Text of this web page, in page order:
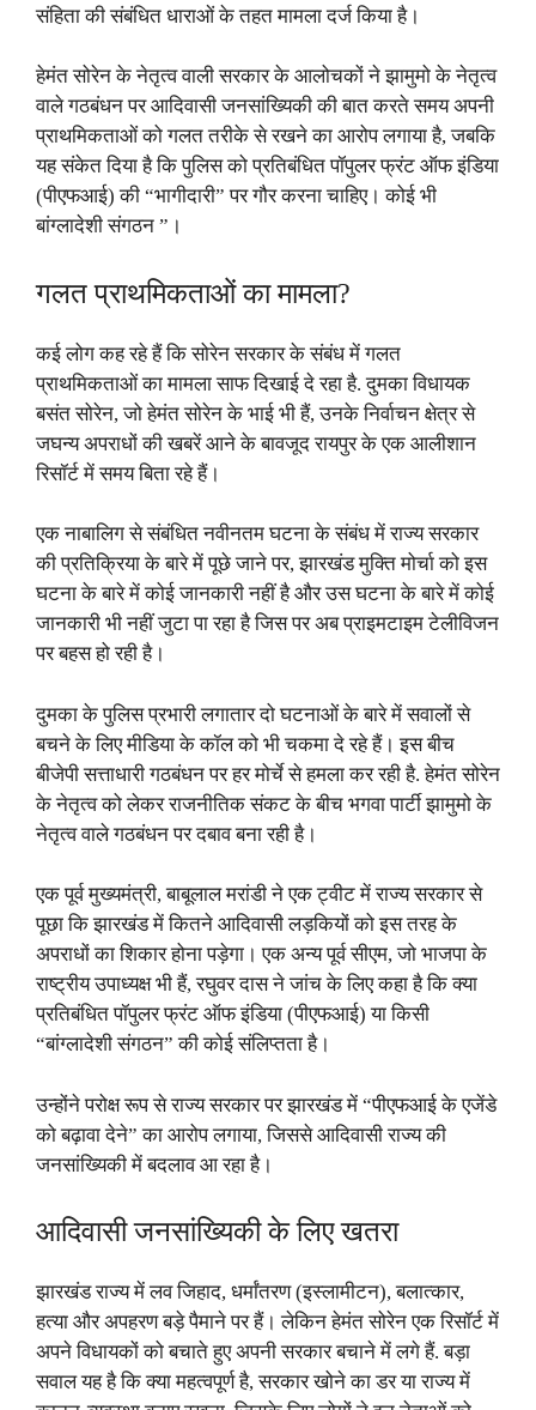
संहिता की संबंधित धाराओं के तहत मामला दर्ज किया है।
हेमंत सोरेन के नेतृत्व वाली सरकार के आलोचकों ने झामुमो के नेतृत्व
वाले गठबंधन पर आदिवासी जनसांख्यिकी की बात करते समय अपनी
प्राथमिकताओं को गलत तरीके से रखने का आरोप लगाया है, जबकि
यह संकेत दिया है कि पुलिस को प्रतिबंधित पॉपुलर फ्रंट ऑफ इंडिया
(पीएफआई) की “भागीदारी” पर गौर करना चाहिए। कोई भी
बांग्लादेशी संगठन ”।
गलत प्राथमिकताओं का मामला?
कई लोग कह रहे हैं कि सोरेन सरकार के संबंध में गलत
प्राथमिकताओं का मामला साफ दिखाई दे रहा है. दुमका विधायक
बसंत सोरेन, जो हेमंत सोरेन के भाई भी हैं, उनके निर्वाचन क्षेत्र से
जघन्य अपराधों की खबरें आने के बावजूद रायपुर के एक आलीशान
रिसॉर्ट में समय बिता रहे हैं।
एक नाबालिग से संबंधित नवीनतम घटना के संबंध में राज्य सरकार
की प्रतिक्रिया के बारे में पूछे जाने पर, झारखंड मुक्ति मोर्चा को इस
घटना के बारे में कोई जानकारी नहीं है और उस घटना के बारे में कोई
जानकारी भी नहीं जुटा पा रहा है जिस पर अब प्राइमटाइम टेलीविजन
पर बहस हो रही है।
दुमका के पुलिस प्रभारी लगातार दो घटनाओं के बारे में सवालों से
बचने के लिए मीडिया के कॉल को भी चकमा दे रहे हैं। इस बीच
बीजेपी सत्ताधारी गठबंधन पर हर मोर्चे से हमला कर रही है. हेमंत सोरेन
के नेतृत्व को लेकर राजनीतिक संकट के बीच भगवा पार्टी झामुमो के
नेतृत्व वाले गठबंधन पर दबाव बना रही है।
एक पूर्व मुख्यमंत्री, बाबूलाल मरांडी ने एक ट्वीट में राज्य सरकार से
पूछा कि झारखंड में कितने आदिवासी लड़कियों को इस तरह के
अपराधों का शिकार होना पड़ेगा। एक अन्य पूर्व सीएम, जो भाजपा के
राष्ट्रीय उपाध्यक्ष भी हैं, रघुवर दास ने जांच के लिए कहा है कि क्या
प्रतिबंधित पॉपुलर फ्रंट ऑफ इंडिया (पीएफआई) या किसी
“बांग्लादेशी संगठन” की कोई संलिप्तता है।
उन्होंने परोक्ष रूप से राज्य सरकार पर झारखंड में “पीएफआई के एजेंडे
को बढ़ावा देने” का आरोप लगाया, जिससे आदिवासी राज्य की
जनसांख्यिकी में बदलाव आ रहा है।
आदिवासी जनसांख्यिकी के लिए खतरा
झारखंड राज्य में लव जिहाद, धर्मांतरण (इस्लामीटन), बलात्कार,
हत्या और अपहरण बड़े पैमाने पर हैं। लेकिन हेमंत सोरेन एक रिसॉर्ट में
अपने विधायकों को बचाते हुए अपनी सरकार बचाने में लगे हैं. बड़ा
सवाल यह है कि क्या महत्वपूर्ण है, सरकार खोने का डर या राज्य में